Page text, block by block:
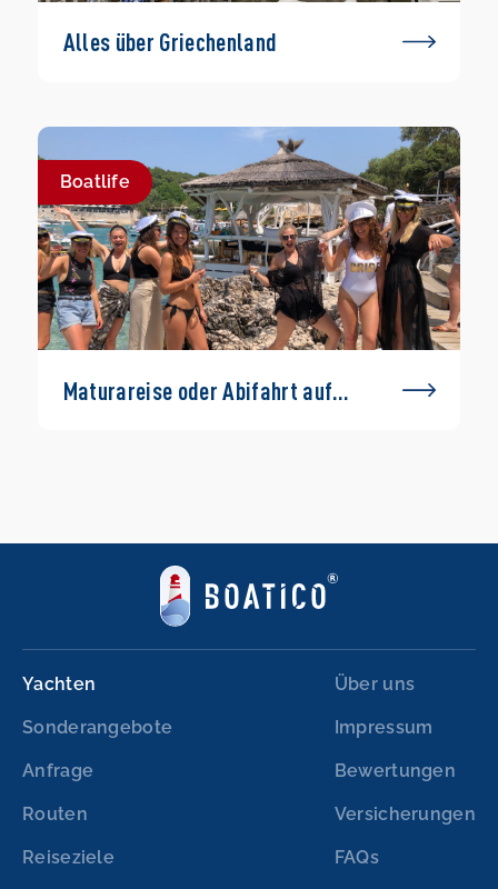
Alles über Griechenland
Boatlife
Maturareise oder Abifahrt auf
Yachten
Sonderangebote
Anfrage
Routen
Reiseziele
Über uns
Impressum
Bewertungen
Versicherungen
FAQs